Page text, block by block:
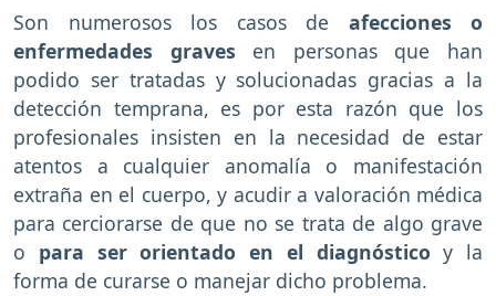
Son numerosos los casos de afecciones o
enfermedades graves en personas que han
podido ser tratadas y solucionadas gracias a la
detección temprana, es por esta razón que los
profesionales insisten en la necesidad de estar
atentos a cualquier anomalía o manifestación
extraña en el cuerpo, y acudir a valoración médica
para cerciorarse de que no se trata de algo grave
o para ser orientado en el diagnósticoy la
forma de curarse o manejar dicho problema.